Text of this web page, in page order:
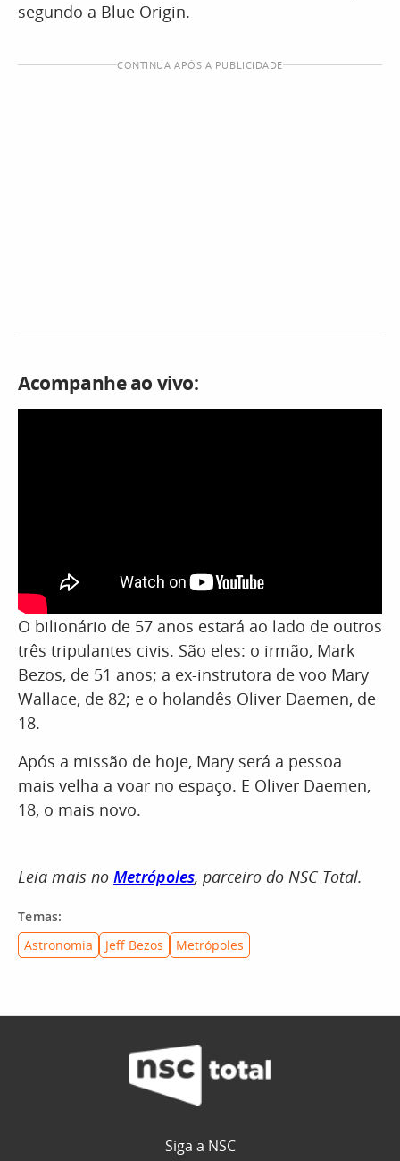
segundo a Blue Origin.
CONTINUA APÓS A PUBLICIDADE
Acompanhe ao vivo:
O bilionário de 57 anos estará ao lado de outros
três tripulantes civis. São eles: o irmão, Mark
Bezos, de 51 anos; a ex-instrutora de voo Mary
Wallace, de 82; e o holandês Oliver Daemen, de
18.
Após a missão de hoje, Mary será a pessoa
mais velha a voar no espaço. E Oliver Daemen,
18, o mais novo.
Leia mais no Metrópoles, parceiro do NSC Total.
Temas:
Astronomia
Jeff Bezos Metrópoles
Siga a NSC